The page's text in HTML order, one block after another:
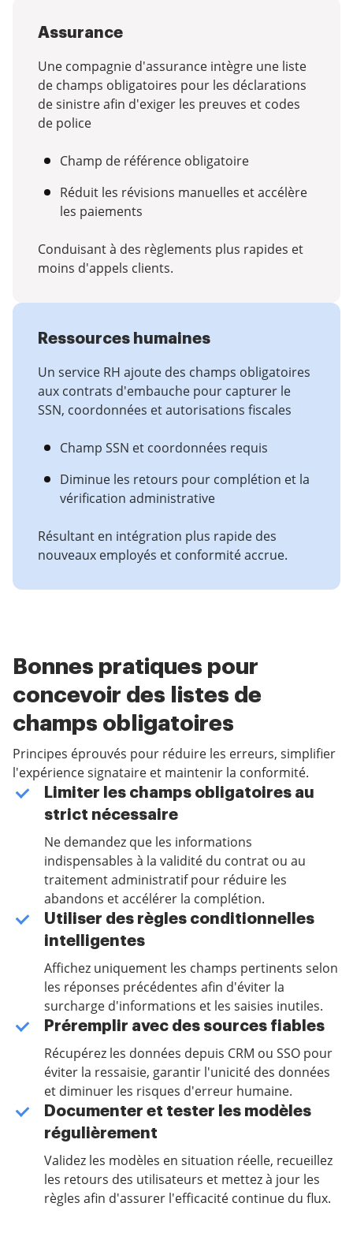
Assurance
Une compagnie d'assurance intègre une liste
de champs obligatoires pour les déclarations
de sinistre afin d'exiger les preuves et codes
de police
Champ de référence obligatoire
Réduit les révisions manuelles et accélère
les paiements
Conduisant à des règlements plus rapides et
moins d'appels clients.
Ressources humaines
Un service RH ajoute des champs obligatoires
aux contrats d'embauche pour capturer le
SSN, coordonnées et autorisations fiscales
Champ SSN et coordonnées requis
Diminue les retours pour complétion et la
vérification administrative
Résultant en intégration plus rapide des
nouveaux employés et conformité accrue.
Bonnes pratiques pour
concevoir des listes de
champs obligatoires
Principes éprouvés pour réduire les erreurs, simplifier
l'expérience signataire et maintenir la conformité.
Limiter les champs obligatoires au
strict nécessaire
Ne demandez que les informations
indispensables à la validité du contrat ou au
traitement administratif pour réduire les
abandons et accélérer la complétion.
Utiliser des règles conditionnelles
intelligentes
Affichez uniquement les champs pertinents selon
les réponses précédentes afin d'éviter la
surcharge d'informations et les saisies inutiles.
Préremplir avec des sources fiables
Récupérez les données depuis CRM ou SSO pour
éviter la ressaisie, garantir l'unicité des données
et diminuer les risques d'erreur humaine.
Documenter et tester les modèles
régulièrement
Validez les modèles en situation réelle, recueillez
les retours des utilisateurs et mettez à jour les
règles afin d'assurer l'efficacité continue du flux.